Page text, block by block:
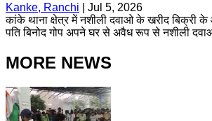
Kanke, Ranchi
Jul 5, 2026
कांके थाना क्षेत्र में नशीली दवाओ के खरीद बिक्री के
पति बिनोद गोप अपने घर से अवैध रूप से नशीली
MORE NEWS